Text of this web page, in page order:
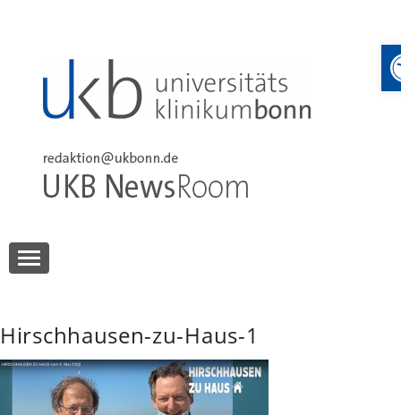
UKB NewsRoom
Hirschhausen-zu-Haus-1